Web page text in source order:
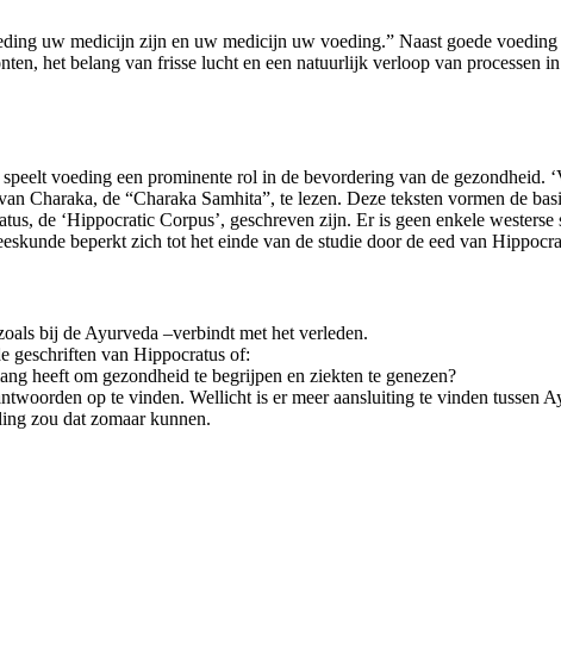
uw medicijn zijn en uw medicijn uw voeding.” Naast goede
het belang van frisse lucht en een natuurlijk verloop van processen
voeding een prominente rol in de bevordering van de gezondheid.
Charaka, de “Charaka Samhita”, te lezen. Deze teksten vormen de
de ‘Hippocratic Corpus’, geschreven zijn. Er is geen enkele
beperkt zich tot het einde van de studie door de eed van
bij de Ayurveda –verbindt met het verleden.
geschriften van Hippocratus of:
heeft om gezondheid te begrijpen en ziekten te genezen?
op te vinden. Wellicht is er meer aansluiting te vinden tussen
zou dat zomaar kunnen.